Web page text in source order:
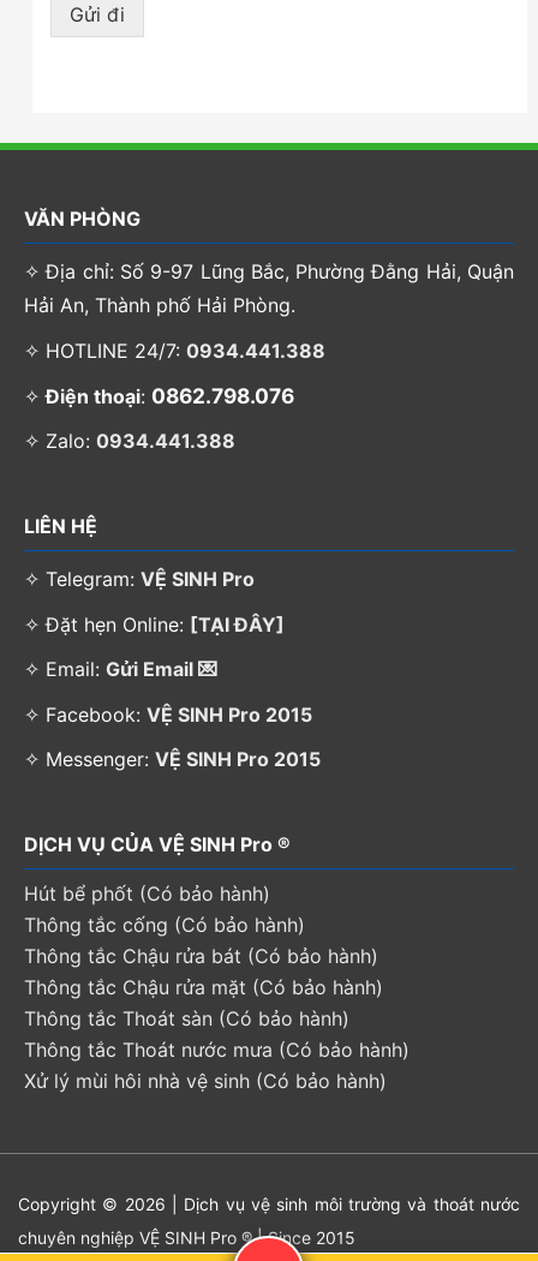
Gửi đi
VĂN PHÒNG
✧ Địa chỉ: Số 9-97 Lũng Bắc, Phường Đằng Hải, Quận
Hải An, Thành phố Hải Phòng.
✧ HOTLINE 24/7: 0934.441.388
✧Điện thoại: 0862.798.076
✧ Zalo: 0934.441.388
LIÊN HỆ
✧ Telegram: VỆ SINH Pro
✧ Đặt hẹn Online: [TẠI ĐÂY]
✧ Email: Gửi Email 💌
✧ Facebook: VỆ SINH Pro 2015
✧ Messenger: VỆ SINH Pro 2015
DỊCH VỤ CỦA VỆ SINH Pro ®
Hút bể phốt (Có bảo hành)
Thông tắc cống (Có bảo hành)
Thông tắc Chậu rửa bát (Có bảo hành)
Thông tắc Chậu rửa mặt (Có bảo hành)
Thông tắc Thoát sàn (Có bảo hành)
Thông tắc Thoát nước mưa (Có bảo hành)
Xử lý mùi hôi nhà vệ sinh (Có bảo hành)
Copyright © 2026 | Dịch vụ vệ sinh môi trường và thoát nước
chuyên nghiệp VỆ SINH Pro ® | Since 2015